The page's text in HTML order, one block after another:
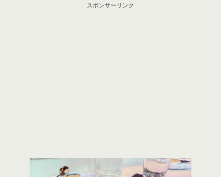
スポンサーリンク